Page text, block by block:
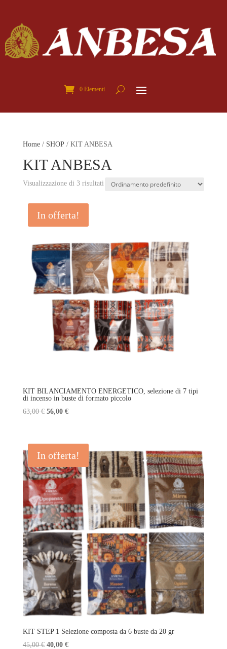
0 Elementi
Home/ SHOP/ KIT ANBESA
KIT ANBESA
Visualizzazione di 3 risultati
In offerta!
KIT BILANCIAMENTO ENERGETICO, selezione di 7 tipi
di incenso in buste di formato piccolo
63,00€ Il
era:
63,00 €.
56,00 €Il
è:
56,00 €.
In offerta!
KIT STEP 1 Selezione composta da 6 buste da 20 gr
45,00€ Il
40,00 €Il